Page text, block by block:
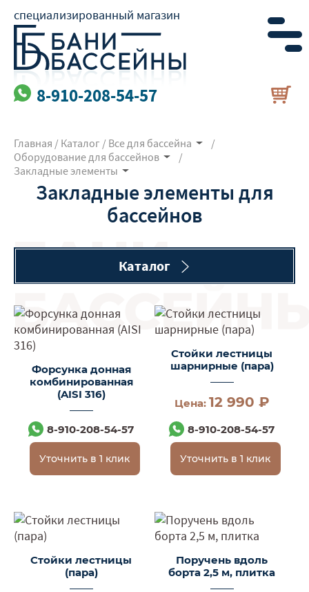
специализированный магазин
8-910-208-54-57
Главная / Каталог / Все для бассейна
/
Оборудование для бассейнов
/
Закладные элементы
Закладные элементы для
бассейнов
Каталог
Форсунка донная
комбинированная
(AISI 316)
8-910-208-54-57
Уточнить в 1 клик
Стойки лестницы
шарнирные (пара)
Цена: 12 990 ₽
8-910-208-54-57
Уточнить в 1 клик
Стойки лестницы
(пара)
Поручень вдоль
борта 2,5 м, плитка